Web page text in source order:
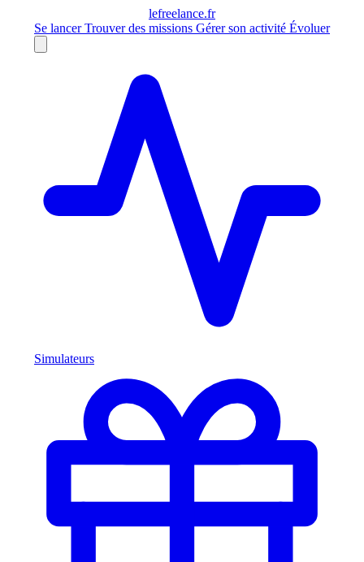
lefreelance.fr
Se lancerTrouver des missions Gérer son activité Évoluer
Simulateurs